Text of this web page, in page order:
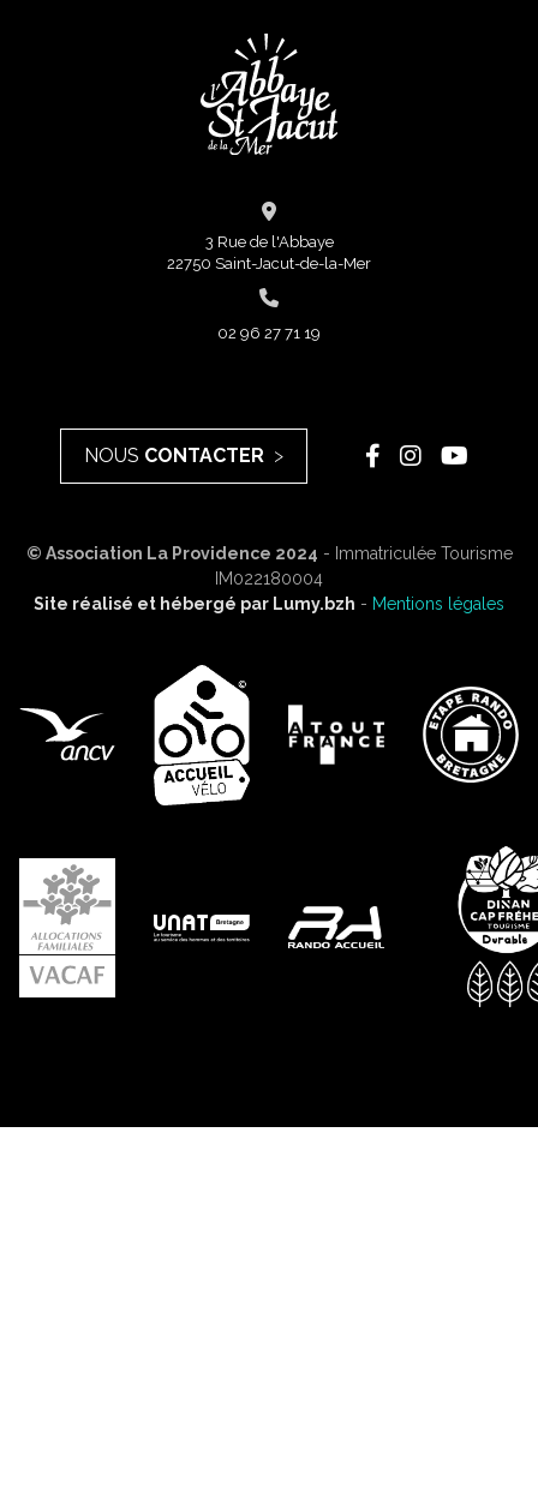
3 Rue de l'Abbaye
22750 Saint-Jacut-de-la-Mer
02 96 27 71 19
NOUS CONTACTER
© Association La Providence 2024 - Immatriculée Tourisme
IM022180004
Site réalisé et hébergé par Lumy.bzh - Mentions légales